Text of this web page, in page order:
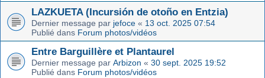
LAZKUETA (Incursión de otoño en Entzia)
Dernier message par jefoce « 13 oct. 2025 07:54
Publié dans Forum photos/vidéos
Entre Barguillère et Plantaurel
Dernier message par Arbizon « 30 sept. 2025 19:52
Publié dans Forum photos/vidéos